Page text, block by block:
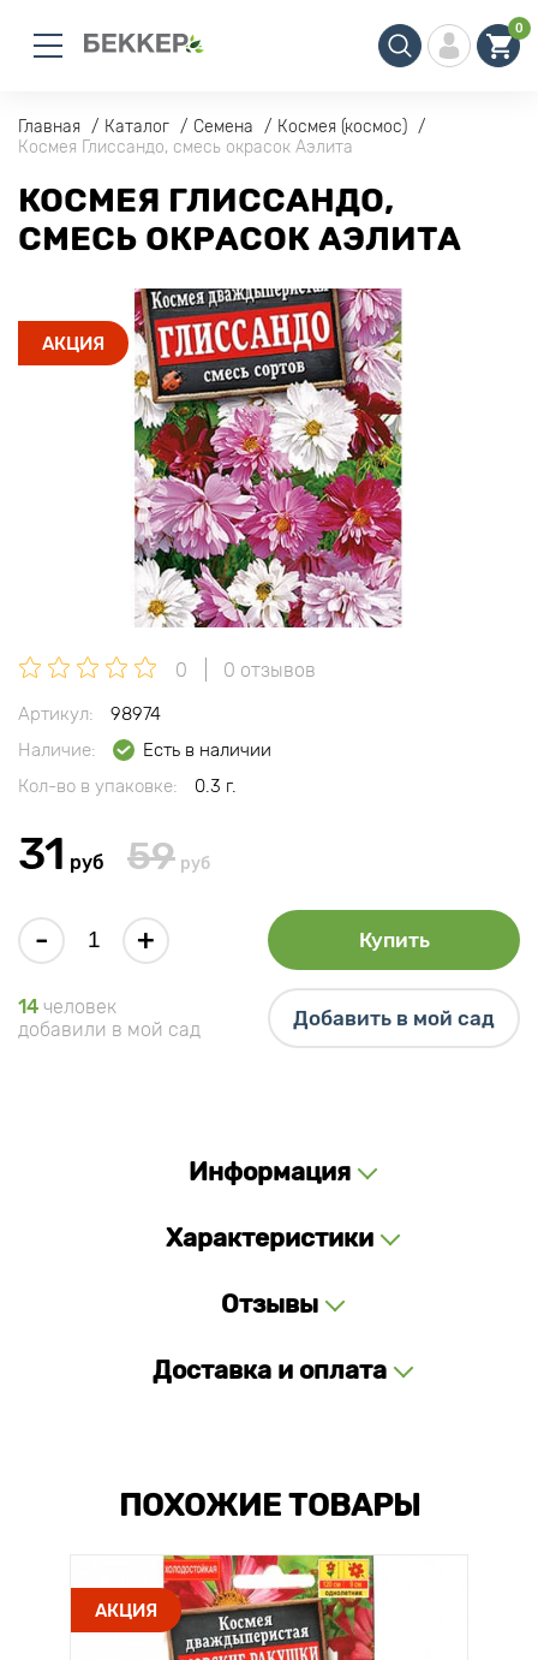
0
Главная Каталог Семена
Космея (космос)
Космея Глиссандо, смесь окрасок Аэлита
КОСМЕЯ ГЛИССАНДО,
СМЕСЬ ОКРАСОК АЭЛИТА
АКЦИЯ
0 0 отзывов
Артикул:
98974
Наличие:
Есть в наличии
Кол-во в упаковке:
0.3 г.
31 руб 59 руб
- + Купить
14 человек
добавили в мой сад
Добавить в мой сад
Информация
Характеристики
Отзывы
Доставка и оплата
ПОХОЖИЕ ТОВАРЫ
АКЦИЯ